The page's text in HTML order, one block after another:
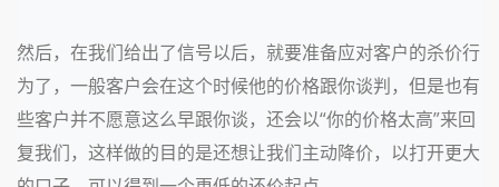
然后，在我们给出了信号以后，就要准备应对客户的杀价行
为了，一般客户会在这个时候他的价格跟你谈判，但是也有
些客户并不愿意这么早跟你谈，还会以“你的价格太高”来回
复我们，这样做的目的是还想让我们主动降价，以打开更大